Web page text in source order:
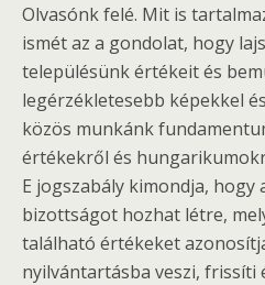
Olvasónk felé. Mit is
ismét az a gondolat, hogy
településünk értékeit és
legérzékletesebb képekkel
közös munkánk
értékekről és
E jogszabály kimondja,
bizottságot hozhat létre,
található értékeket
nyilvántartásba veszi, frissíti